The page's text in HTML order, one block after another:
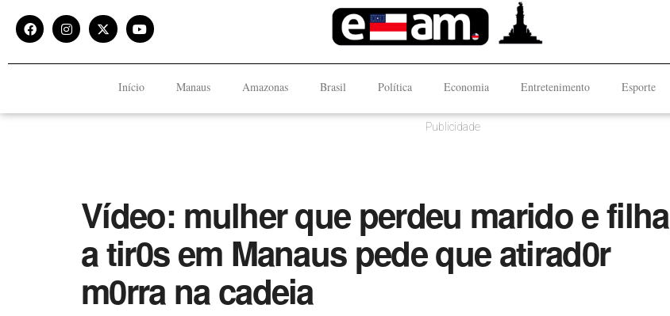
Início Manaus Amazonas Brasil Política Economia Entretenimento Esporte
Publicidade
Vídeo: mulher que perdeu marido e filha
a tir0s em Manaus pede que atirad0r
m0rra na cadeia